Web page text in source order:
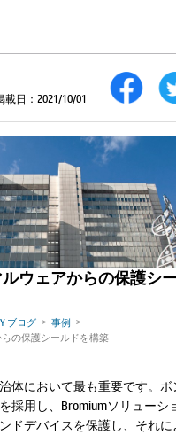
載日：2021/10/01
ウェアからの保護シ
ブログ
事例
の保護シールドを構築
体において最も重要です。ボ
採用し、Bromiumソリューシ
ドデバイスを保護し、それに